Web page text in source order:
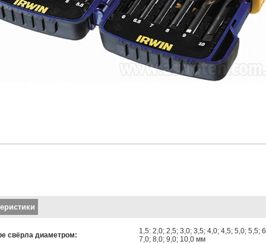
вкладки
свёрла диаметром:
1,5: 2,0; 2,5; 3,0; 3,5; 4,0; 4,5; 5,0; 5,5;
7,0; 8,0; 9,0; 10,0 мм